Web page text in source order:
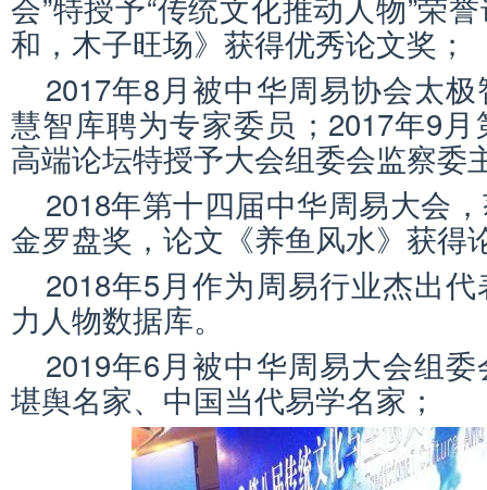
和，木子旺场》获得优秀论文奖；
2017年8月被中华周易协会太
慧智库聘为专家委员；2017年9
高端论坛特授予大会组委会监察委
2018年第十四届中华周易大会
金罗盘奖，论文《养鱼风水》获得
2018年5月作为周易行业杰出
力人物数据库。
2019年6月被中华周易大会组
堪舆名家、中国当代易学名家；